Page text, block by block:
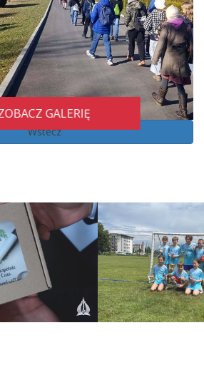
GALERIĘ
Wstecz